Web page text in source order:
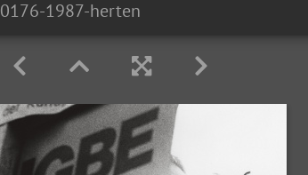
0176-1987-herten